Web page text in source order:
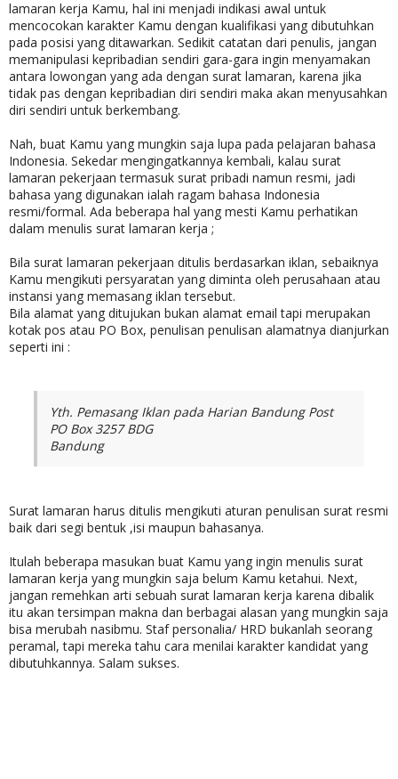
lamaran kerja Kamu, hal ini menjadi indikasi awal untuk
mencocokan karakter Kamu dengan kualifikasi yang dibutuhkan
pada posisi yang ditawarkan. Sedikit catatan dari penulis, jangan
memanipulasi kepribadian sendiri gara-gara ingin menyamakan
antara lowongan yang ada dengan surat lamaran, karena jika
tidak pas dengan kepribadian diri sendiri maka akan menyusahkan
diri sendiri untuk berkembang.
Nah, buat Kamu yang mungkin saja lupa pada pelajaran bahasa
Indonesia. Sekedar mengingatkannya kembali, kalau surat
lamaran pekerjaan termasuk surat pribadi namun resmi, jadi
bahasa yang digunakan ialah ragam bahasa Indonesia
resmi/formal. Ada beberapa hal yang mesti Kamu perhatikan
dalam menulis surat lamaran kerja ;
Bila surat lamaran pekerjaan ditulis berdasarkan iklan, sebaiknya
Kamu mengikuti persyaratan yang diminta oleh perusahaan atau
instansi yang memasang iklan tersebut.
Bila alamat yang ditujukan bukan alamat email tapi merupakan
kotak pos atau PO Box, penulisan penulisan alamatnya dianjurkan
seperti ini :
Yth. Pemasang Iklan pada Harian Bandung Post
PO Box 3257 BDG
Bandung
Surat lamaran harus ditulis mengikuti aturan penulisan surat resmi
baik dari segi bentuk ,isi maupun bahasanya.
Itulah beberapa masukan buat Kamu yang ingin menulis surat
lamaran kerja yang mungkin saja belum Kamu ketahui. Next,
jangan remehkan arti sebuah surat lamaran kerja karena dibalik
itu akan tersimpan makna dan berbagai alasan yang mungkin saja
bisa merubah nasibmu. Staf personalia/ HRD bukanlah seorang
peramal, tapi mereka tahu cara menilai karakter kandidat yang
dibutuhkannya. Salam sukses.